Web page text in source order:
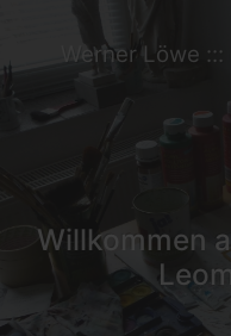
Werner Löwe
Willkommen